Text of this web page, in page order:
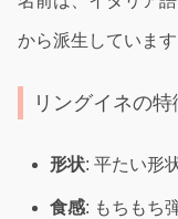
から派生しています
リングイネの特
形状: 平たい形
食感: もちもち